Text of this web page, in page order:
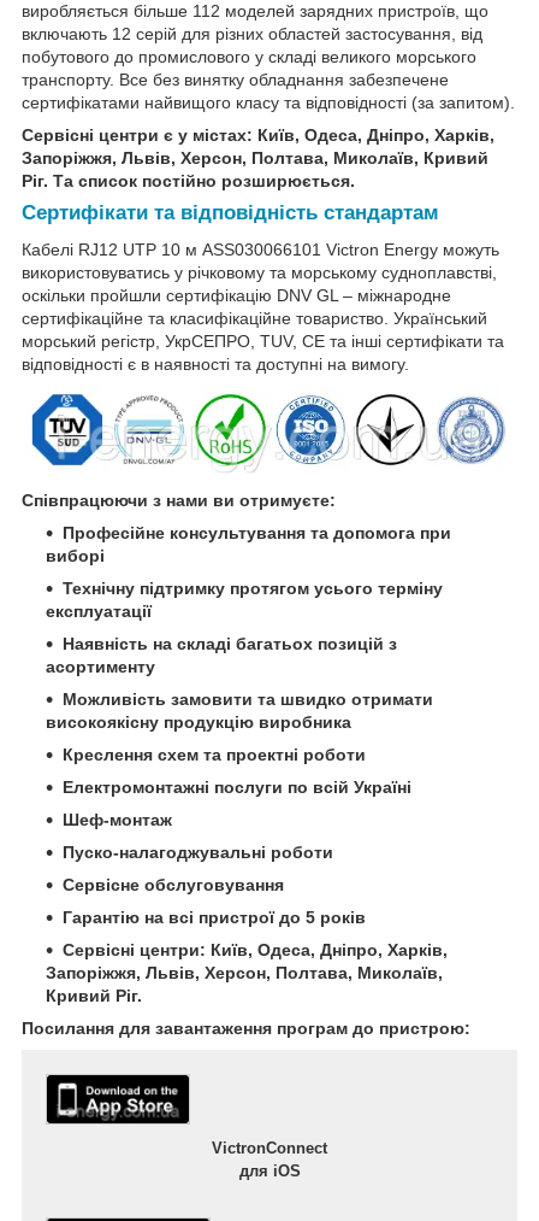
виробляється більше 112 моделей зарядних пристроїв, що
включають 12 серій для різних областей застосування, від
побутового до промислового у складі великого морського
транспорту. Все без винятку обладнання забезпечене
сертифікатами найвищого класу та відповідності (за запитом).
Сервісні центри є у містах: Київ, Одеса, Дніпро, Харків,
Запоріжжя, Львів, Херсон, Полтава, Миколаїв, Кривий
Ріг. Та список постійно розширюється.
Сертифікати та відповідність стандартам
Кабелі RJ12 UTP 10 м ASS030066101 Victron Energy можуть
використовуватись у річковому та морському судноплавстві,
оскільки пройшли сертифікацію DNV GL – міжнародне
сертифікаційне та класифікаційне товариство. Український
морський регістр, УкрСЕПРО, TUV, CE та інші сертифікати та
відповідності є в наявності та доступні на вимогу.
Співпрацюючи з нами ви отримуєте:
Професійне консультування та допомога при
виборі
Технічну підтримку протягом усього терміну
експлуатації
Наявність на складі багатьох позицій з
асортименту
Можливість замовити та швидко отримати
високоякісну продукцію виробника
Креслення схем та проектні роботи
Електромонтажні послуги по всій Україні
Шеф-монтаж
Пуско-налагоджувальні роботи
Сервісне обслуговування
Гарантію на всі пристрої до 5 років
Сервісні центри: Київ, Одеса, Дніпро, Харків,
Запоріжжя, Львів, Херсон, Полтава, Миколаїв,
Кривий Ріг.
Посилання для завантаження програм до пристрою:
VictronConnect
для iOS